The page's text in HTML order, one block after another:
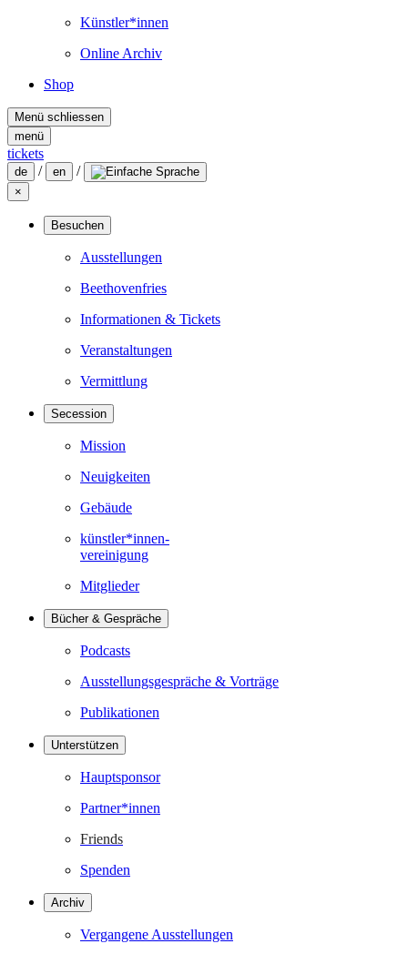
Künstler*innen
Online Archiv
Shop
Menü schliessen
menü
tickets
de / en /
×
Besuchen
Ausstellungen
Beethovenfries
Informationen & Tickets
Veranstaltungen
Vermittlung
Secession
Mission
Neuigkeiten
Gebäude
künstler*innen-
vereinigung
Mitglieder
Bücher & Gespräche
Podcasts
Ausstellungsgespräche & Vorträge
Publikationen
Unterstützen
Hauptsponsor
Partner*innen
Friends
Spenden
Archiv
Vergangene Ausstellungen